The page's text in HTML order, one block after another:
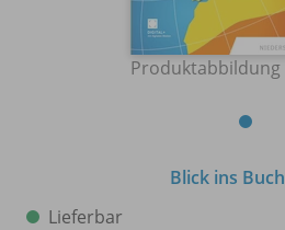
Produktabbildung
Blick ins Buch
Lieferbar